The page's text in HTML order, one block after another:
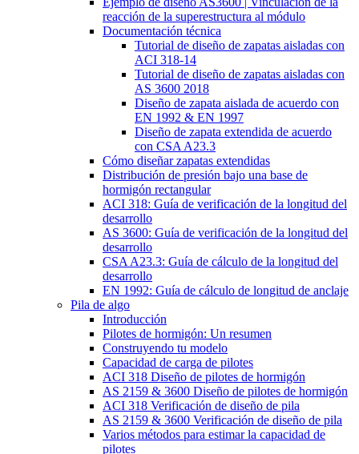
reacción de la superestructura al módulo
Documentación técnica
Tutorial de diseño de zapatas aisladas con
ACI 318-14
Tutorial de diseño de zapatas aisladas con
AS 3600 2018
Diseño de zapata aislada de acuerdo con
EN 1992 & EN 1997
Diseño de zapata extendida de acuerdo
con CSA A23.3
Cómo diseñar zapatas extendidas
Distribución de presión bajo una base de
hormigón rectangular
ACI 318: Guía de verificación de la longitud del
desarrollo
AS 3600: Guía de verificación de la longitud del
desarrollo
CSA A23.3: Guía de cálculo de la longitud del
desarrollo
EN 1992: Guía de cálculo de longitud de anclaje
Pila de algo
Introducción
Pilotes de hormigón: Un resumen
Construyendo tu modelo
Capacidad de carga de pilotes
ACI 318 Diseño de pilotes de hormigón
AS 2159 & 3600 Diseño de pilotes de hormigón
ACI 318 Verificación de diseño de pila
AS 2159 & 3600 Verificación de diseño de pila
Varios métodos para estimar la capacidad de
pilotes